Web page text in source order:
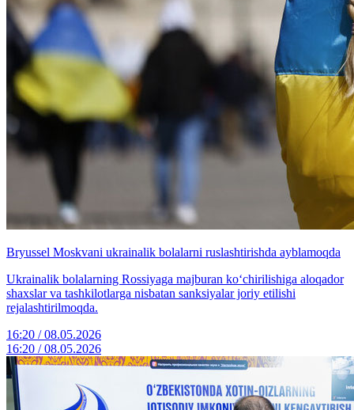
Bryussel Moskvani ukrainalik bolalarni ruslashtirishda ayblamoqda
Ukrainalik bolalarning Rossiyaga majburan ko‘chirilishiga aloqador
shaxslar va tashkilotlarga nisbatan sanksiyalar joriy etilishi
rejalashtirilmoqda.
16:20 / 08.05.2026
16:20 / 08.05.2026